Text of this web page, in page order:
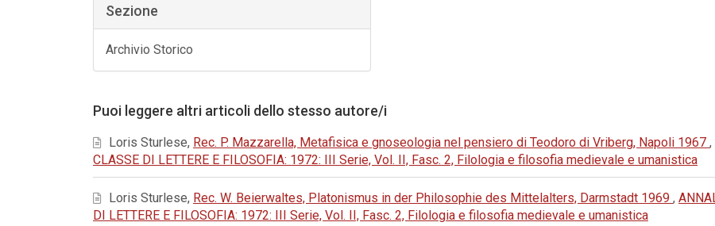
Sezione
Archivio Storico
Puoi leggere altri articoli dello stesso autore/i
Loris Sturlese, Rec. P. Mazzarella, Metafisica e gnoseologia nel pensiero di Teodoro di Vriberg, Napoli 1967 ,
CLASSE DI LETTERE E FILOSOFIA: 1972: III Serie, Vol. II, Fasc. 2, Filologia e filosofia medievale e umanistica
Loris Sturlese, Rec. W. Beierwaltes, Platonismus in der Philosophie des Mittelalters, Darmstadt 1969 ,
DI LETTERE E FILOSOFIA: 1972: III Serie, Vol. II, Fasc. 2, Filologia e filosofia medievale e umanistica